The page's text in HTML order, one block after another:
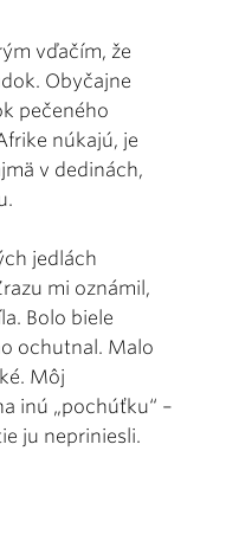
vďačím, že
Obyčajne
pečeného
núkajú, je
v dedinách,
jedlách
mi oznámil,
Bolo biele
ochutnal. Malo
Môj
inú „pochúťku“ –
ju nepriniesli.